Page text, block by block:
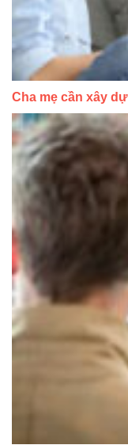
Cha mẹ cần xây